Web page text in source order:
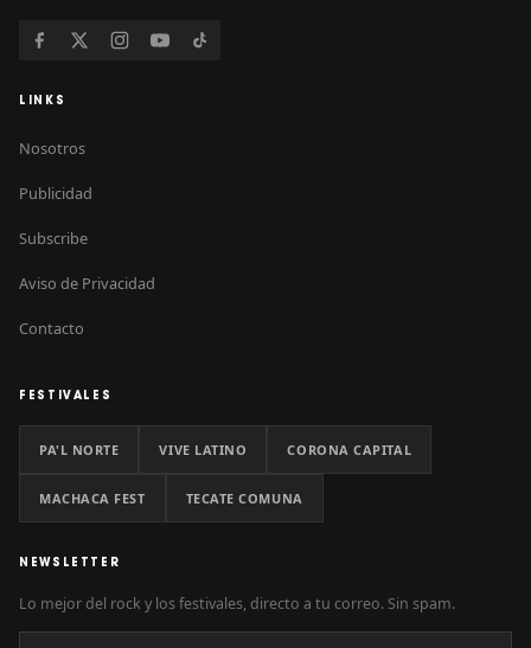
LINKS
Nosotros
Publicidad
Subscribe
Aviso de Privacidad
Contacto
FESTIVALES
PA'L NORTE VIVE LATINO CORONA CAPITAL
MACHACA FEST TECATE COMUNA
NEWSLETTER
Lo mejor del rock y los festivales, directo a tu correo. Sin spam.